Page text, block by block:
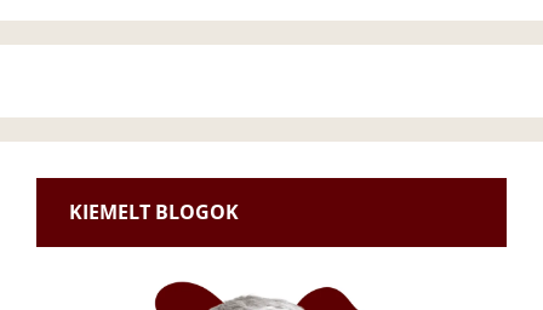
KIEMELT BLOGOK